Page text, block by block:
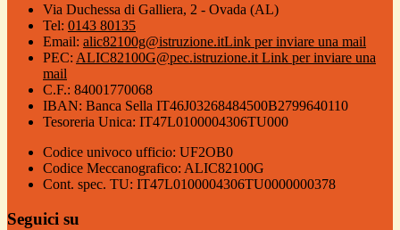
Via Duchessa di Galliera, 2 - Ovada (AL)
Tel: 0143 80135
Email: alic82100g@istruzione.itLink per inviare una mail
PEC: ALIC82100G@pec.istruzione.it Link per inviare una
mail
C.F.: 84001770068
IBAN: Banca Sella IT46J03268484500B2799640110
Tesoreria Unica: IT47L0100004306TU000
Codice univoco ufficio: UF2OB0
Codice Meccanografico: ALIC82100G
Cont. spec. TU: IT47L0100004306TU0000000378
Seguici su